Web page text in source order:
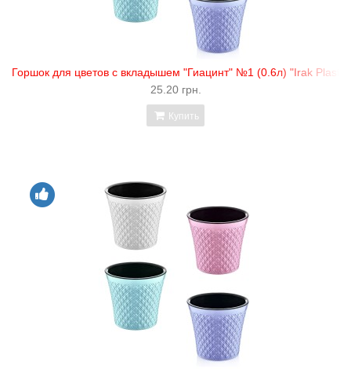
Горшок для цветов с вкладышем "Гиацинт" №1 (0.6л) "Irak Plastik"
25.20 грн.
Купить